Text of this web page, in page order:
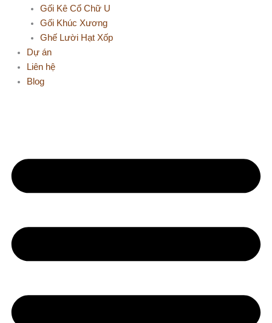
Gối Kê Cổ Chữ U
Gối Khúc Xương
Ghế Lười Hạt Xốp
Dự án
Liên hệ
Blog